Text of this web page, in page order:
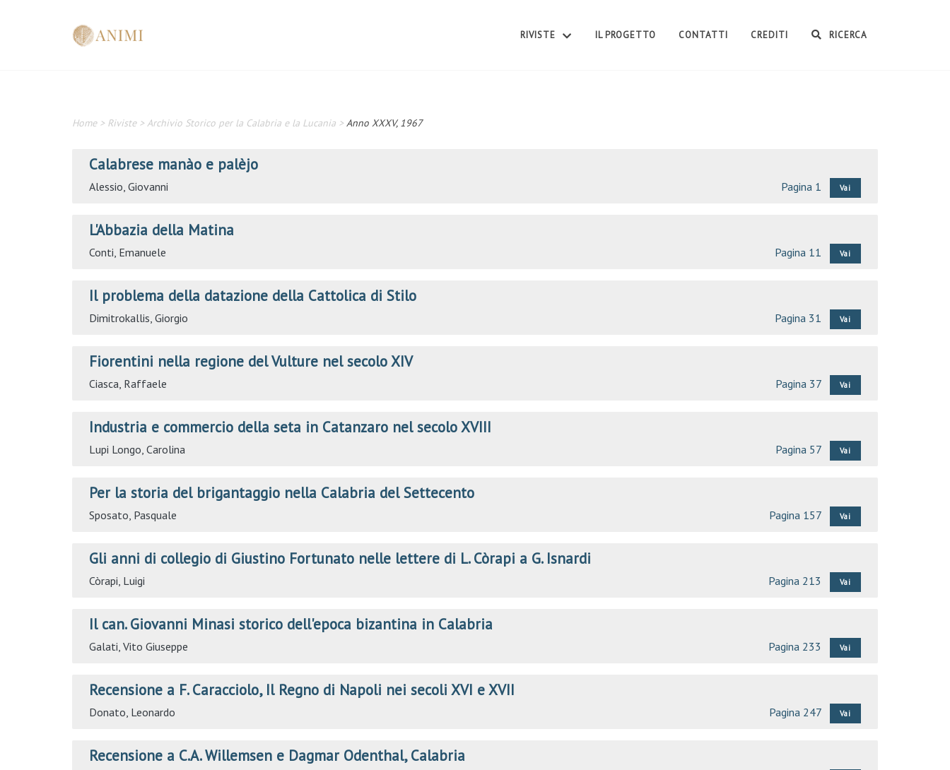
RIVISTE IL PROGETTO CONTATTI CREDITI RICERCA
Home> Riviste> Archivio Storico per la Calabria e la Lucania > Anno XXXV, 1967
Calabrese manào e palèjo
Alessio, Giovanni Pagina 1 Vai
L'Abbazia della Matina
Conti, Emanuele Pagina 11 Vai
Il problema della datazione della Cattolica di Stilo
Dimitrokallis, Giorgio Pagina 31 Vai
Fiorentini nella regione del Vulture nel secolo XIV
Ciasca, Raffaele Pagina 37 Vai
Industria e commercio della seta in Catanzaro nel secolo XVIII
Lupi Longo, Carolina Pagina 57 Vai
Per la storia del brigantaggio nella Calabria del Settecento
Sposato, Pasquale Pagina 157 Vai
Gli anni di collegio di Giustino Fortunato nelle lettere di L. Còrapi a G. Isnardi
Còrapi, Luigi Pagina 213 Vai
Il can. Giovanni Minasi storico dell'epoca bizantina in Calabria
Galati, Vito Giuseppe Pagina 233 Vai
Recensione a F. Caracciolo, Il Regno di Napoli nei secoli XVI e XVII
Donato, Leonardo Pagina 247 Vai
Recensione a C.A. Willemsen e Dagmar Odenthal, Calabria